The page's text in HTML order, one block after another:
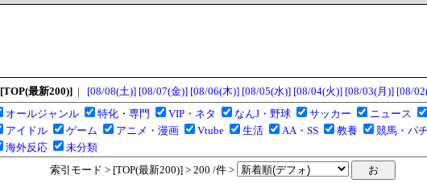
[TOP(最新200)] | [08/08(土)] [08/07(金)] [08/06(木)] [08/05(水)] [08/04(火)] [08/03(月)] [08/
オールジャンル
特化・専門 VIP・ネタ なんJ・野球 サッカー ニュース
アイドル
ゲーム アニメ・漫画 Vtube 生活 AA・SS 教養 競馬・パ
海外反応
未分類
索引モード > [TOP(最新200)] > 200 /件 >